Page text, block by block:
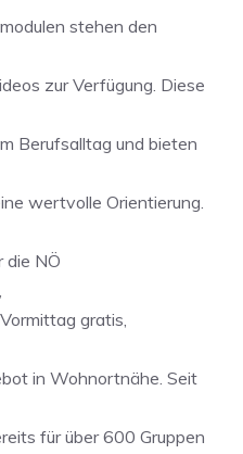
stehen den
zur Verfügung. Diese
Berufsalltag und bieten
wertvolle Orientierung.
die NÖ
gratis,
in Wohnortnähe. Seit
für über 600 Gruppen